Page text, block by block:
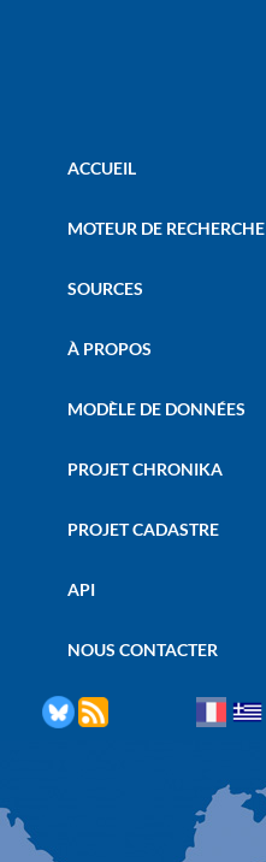
ACCUEIL
MOTEUR DE RECHERCHE
SOURCES
À PROPOS
MODÈLE DE DONNÉES
PROJET CHRONIKA
PROJET CADASTRE
API
NOUS CONTACTER